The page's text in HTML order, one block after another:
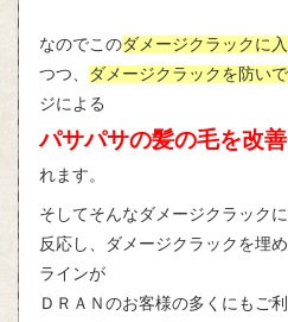
なのでこのダメージクラックに
つつ、
ダメージクラックを防いで
ジによる
パサパサの髪の毛を改
れます。
そしてそんなダメージクラック
反応し、ダメージクラックを埋
ラインが
ＤＲＡＮのお客様の多くにもご